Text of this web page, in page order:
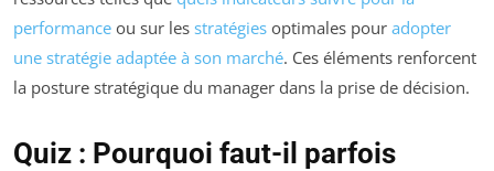
performance ou sur les stratégies optimales pour adopter
une stratégie adaptée à son marché. Ces éléments renforcent
la posture stratégique du manager dans la prise de décision.
Quiz : Pourquoi faut-il parfois